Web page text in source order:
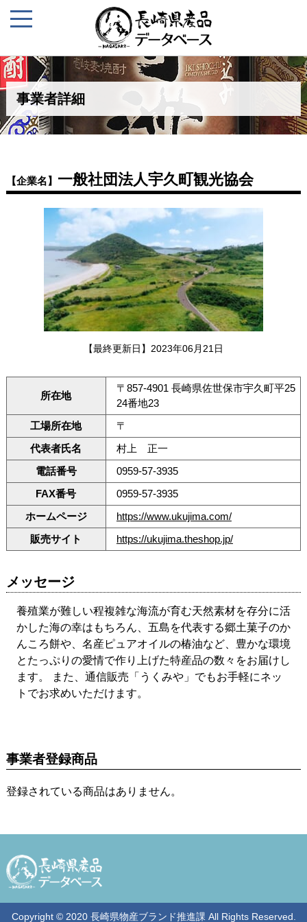
事業者詳細
【企業名】 一般社団法人宇久町観光協会
【最終更新日】2023年06月21日
所在地
〒857-4901 長崎県佐世保市宇久町平25
24番地23
工場所在地
〒
代表者氏名
村上 正一
電話番号
0959-57-3935
FAX番号
0959-57-3935
ホームページ
https://www.ukujima.com/
販売サイト
https://ukujima.theshop.jp/
メッセージ
養殖業が難しい程複雑な海流が育む天然素材を存分に活
かした海の幸はもちろん、五島を代表する郷土菓子のか
んころ餅や、名産ピュアオイルの椿油など、豊かな環境
とたっぷりの愛情で作り上げた特産品の数々をお届けし
ます。 また、通信販売「うくみや」でもお手軽にネッ
トでお求めいただけます。
事業者登録商品
登録されている商品はありません。
Copyright © 2020 長崎県物産ブランド推進課 All Rights Reserved.